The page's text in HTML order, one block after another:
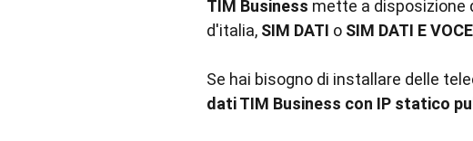
TIM Business mette a disposizione
d'italia, SIM DATI o SIM DATI E VOCE
Se hai bisogno di installare delle
dati TIM Business con IP statico